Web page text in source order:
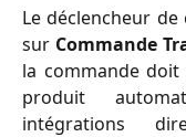
Le déclencheur
sur Commande
la commande doit
produit
intégrations